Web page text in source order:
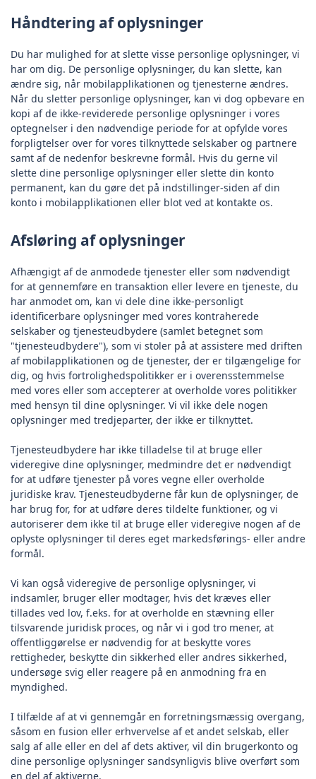
Håndtering af oplysninger
Du har mulighed for at slette visse personlige oplysninger, vi
har om dig. De personlige oplysninger, du kan slette, kan
ændre sig, når mobilapplikationen og tjenesterne ændres.
Når du sletter personlige oplysninger, kan vi dog opbevare en
kopi af de ikke-reviderede personlige oplysninger i vores
optegnelser i den nødvendige periode for at opfylde vores
forpligtelser over for vores tilknyttede selskaber og partnere
samt af de nedenfor beskrevne formål. Hvis du gerne vil
slette dine personlige oplysninger eller slette din konto
permanent, kan du gøre det på indstillinger-siden af din
konto i mobilapplikationen eller blot ved at kontakte os.
Afsløring af oplysninger
Afhængigt af de anmodede tjenester eller som nødvendigt
for at gennemføre en transaktion eller levere en tjeneste, du
har anmodet om, kan vi dele dine ikke-personligt
identificerbare oplysninger med vores kontraherede
selskaber og tjenesteudbydere (samlet betegnet som
"tjenesteudbydere"), som vi stoler på at assistere med driften
af mobilapplikationen og de tjenester, der er tilgængelige for
dig, og hvis fortrolighedspolitikker er i overensstemmelse
med vores eller som accepterer at overholde vores politikker
med hensyn til dine oplysninger. Vi vil ikke dele nogen
oplysninger med tredjeparter, der ikke er tilknyttet.
Tjenesteudbydere har ikke tilladelse til at bruge eller
videregive dine oplysninger, medmindre det er nødvendigt
for at udføre tjenester på vores vegne eller overholde
juridiske krav. Tjenesteudbyderne får kun de oplysninger, de
har brug for, for at udføre deres tildelte funktioner, og vi
autoriserer dem ikke til at bruge eller videregive nogen af de
oplyste oplysninger til deres eget markedsførings- eller andre
formål.
Vi kan også videregive de personlige oplysninger, vi
indsamler, bruger eller modtager, hvis det kræves eller
tillades ved lov, f.eks. for at overholde en stævning eller
tilsvarende juridisk proces, og når vi i god tro mener, at
offentliggørelse er nødvendig for at beskytte vores
rettigheder, beskytte din sikkerhed eller andres sikkerhed,
undersøge svig eller reagere på en anmodning fra en
myndighed.
I tilfælde af at vi gennemgår en forretningsmæssig overgang,
såsom en fusion eller erhvervelse af et andet selskab, eller
salg af alle eller en del af dets aktiver, vil din brugerkonto og
dine personlige oplysninger sandsynligvis blive overført som
en del af aktiverne.